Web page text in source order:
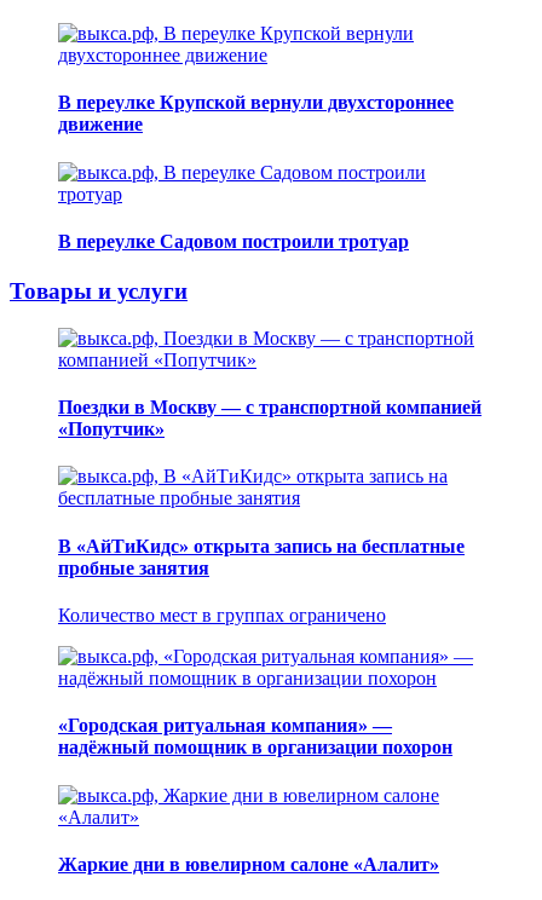
В переулке Крупской вернули двухстороннее
движение
В переулке Садовом построили тротуар
Товары и услуги
Поездки в Москву — с транспортной компанией
«Попутчик»
В «АйТиКидс» открыта запись на бесплатные
пробные занятия
Количество мест в группах ограничено
«Городская ритуальная компания» —
надёжный помощник в организации похорон
Жаркие дни в ювелирном салоне «Алалит»